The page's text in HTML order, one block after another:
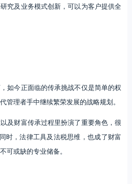
究及业务模式创新，可以为客户提供全
如今正面临的传承挑战不仅是简单的权
管理者手中继续繁荣发展的战略规划。
及财富传承过程里扮演了重要角色，很
时，法律工具及法税思维，也成了财富
可或缺的专业储备。